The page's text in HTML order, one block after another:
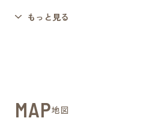
もっと見る
MAP地図